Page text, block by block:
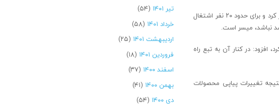
وی بیان کرد: از نظر اشتغال زایی نیز صنعت پلاستیک جزو برترین صنایع است؛ در این صنعت به صورت کارگاهی و با سرمایه اندک می توان کار کرد و برای حدود ۲۰ نفر اشتغال
افزود: در کنار آن به تبع راه
تغییرات پیاپی محصولات
تیر ۱۴۰۱
(۵۴)
خرداد ۱۴۰۱
(۵۸)
اردیبهشت ۱۴۰۱
(۲۵)
فروردین ۱۴۰۱
(۱۸)
اسفند ۱۴۰۰
(۳۷)
بهمن ۱۴۰۰
(۴۱)
دی ۱۴۰۰
(۵۴)